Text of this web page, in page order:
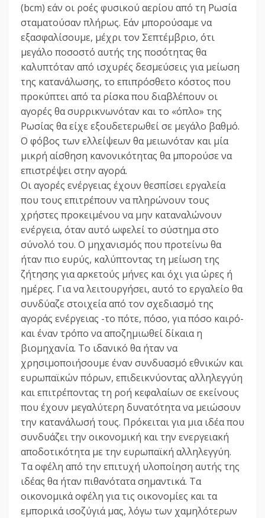
(bcm) εάν οι ροές φυσικού αερίου από τη Ρωσία
σταματούσαν πλήρως. Εάν μπορούσαμε να
εξασφαλίσουμε, μέχρι τον Σεπτέμβριο, ότι
μεγάλο ποσοστό αυτής της ποσότητας θα
καλυπτόταν από ισχυρές δεσμεύσεις για μείωση
της κατανάλωσης, το επιπρόσθετο κόστος που
προκύπτει από τα ρίσκα που διαβλέπουν οι
αγορές θα συρρικνωνόταν και το «όπλο» της
Ρωσίας θα είχε εξουδετερωθεί σε μεγάλο βαθμό.
Ο φόβος των ελλείψεων θα μειωνόταν και μία
μικρή αίσθηση κανονικότητας θα μπορούσε να
επιστρέψει στην αγορά.
Οι αγορές ενέργειας έχουν θεσπίσει εργαλεία
που τους επιτρέπουν να πληρώνουν τους
χρήστες προκειμένου να μην καταναλώνουν
ενέργεια, όταν αυτό ωφελεί το σύστημα στο
σύνολό του. Ο μηχανισμός που προτείνω θα
ήταν πιο ευρύς, καλύπτοντας τη μείωση της
ζήτησης για αρκετούς μήνες και όχι για ώρες ή
ημέρες. Για να λειτουργήσει, αυτό το εργαλείο θα
συνδύαζε στοιχεία από τον σχεδιασμό της
αγοράς ενέργειας -το πότε, πόσο, για πόσο καιρό-
και έναν τρόπο να αποζημιωθεί δίκαια η
βιομηχανία. Το ιδανικό θα ήταν να
χρησιμοποιήσουμε έναν συνδυασμό εθνικών και
ευρωπαϊκών πόρων, επιδεικνύοντας αλληλεγγύη
και επιτρέποντας τη ροή κεφαλαίων σε εκείνους
που έχουν μεγαλύτερη δυνατότητα να μειώσουν
την κατανάλωσή τους. Πρόκειται για μια ιδέα που
συνδυάζει την οικονομική και την ενεργειακή
αποδοτικότητα με την ευρωπαϊκή αλληλεγγύη.
Τα οφέλη από την επιτυχή υλοποίηση αυτής της
ιδέας θα ήταν πιθανότατα σημαντικά. Τα
οικονομικά οφέλη για τις οικονομίες και τα
εμπορικά ισοζύγιά μας, λόγω των χαμηλότερων